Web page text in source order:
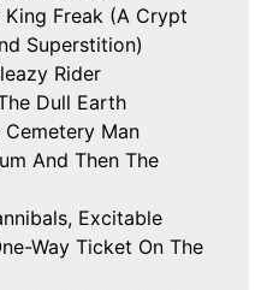
King Freak (A Crypt
Superstition)
Rider
Dull Earth
Man
And Then The
Excitable
Way Ticket On The